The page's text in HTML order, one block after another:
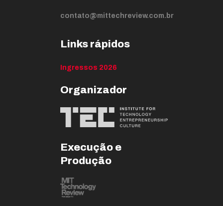
contato@mittechreview.com.br
Links rápidos
Ingressos 2026
Organizador
Execução e
Produção